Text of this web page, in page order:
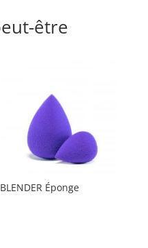
être
BLENDER Éponge